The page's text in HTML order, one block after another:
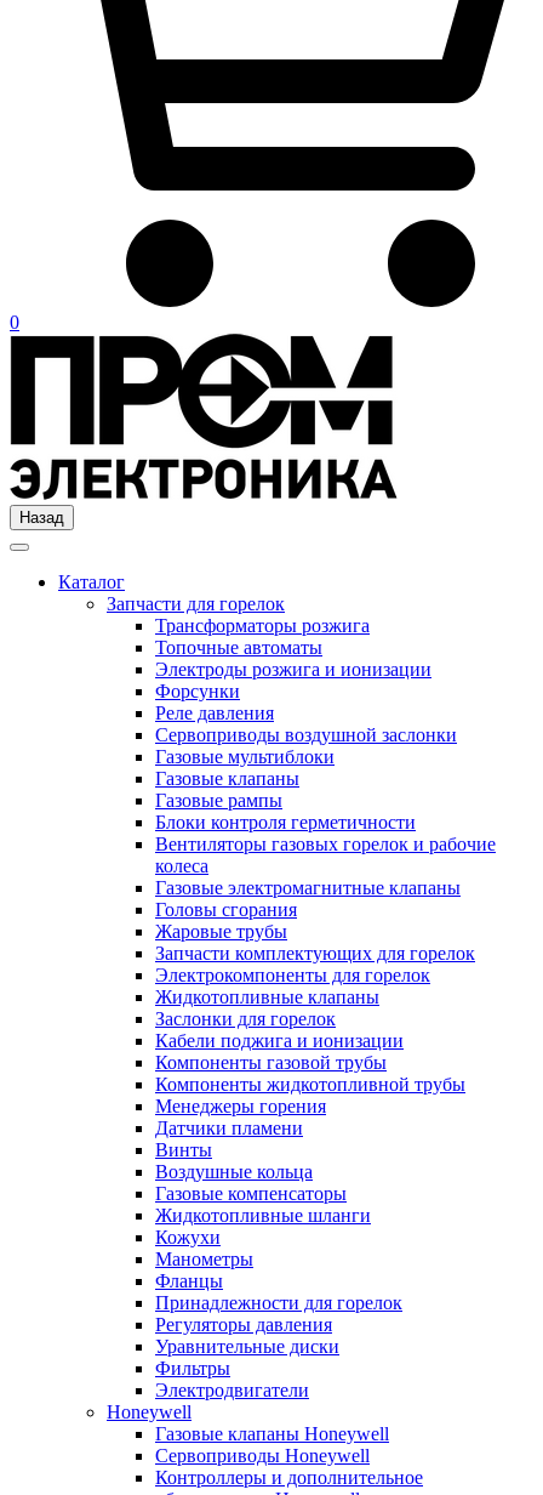
0
Назад
Каталог
Запчасти для горелок
Трансформаторы розжига
Топочные автоматы
Электроды розжига и ионизации
Форсунки
Реле давления
Сервоприводы воздушной заслонки
Газовые мультиблоки
Газовые клапаны
Газовые рампы
Блоки контроля герметичности
Вентиляторы газовых горелок и рабочие
колеса
Газовые электромагнитные клапаны
Головы сгорания
Жаровые трубы
Запчасти комплектующих для горелок
Электрокомпоненты для горелок
Жидкотопливные клапаны
Заслонки для горелок
Кабели поджига и ионизации
Компоненты газовой трубы
Компоненты жидкотопливной трубы
Менеджеры горения
Датчики пламени
Винты
Воздушные кольца
Газовые компенсаторы
Жидкотопливные шланги
Кожухи
Манометры
Фланцы
Принадлежности для горелок
Регуляторы давления
Уравнительные диски
Фильтры
Электродвигатели
Honeywell
Газовые клапаны Honeywell
Сервоприводы Honeywell
Контроллеры и дополнительное